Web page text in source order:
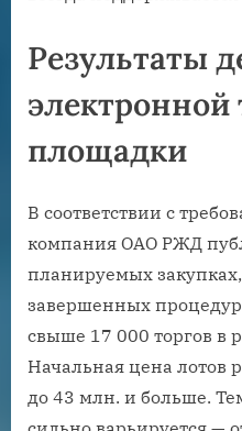
Результаты
электронной
площадки
В соответствии с
компания ОАО РЖД
планируемых
завершенных
свыше 17 000 торгов в
Начальная цена лотов
до 43 млн. и больше.